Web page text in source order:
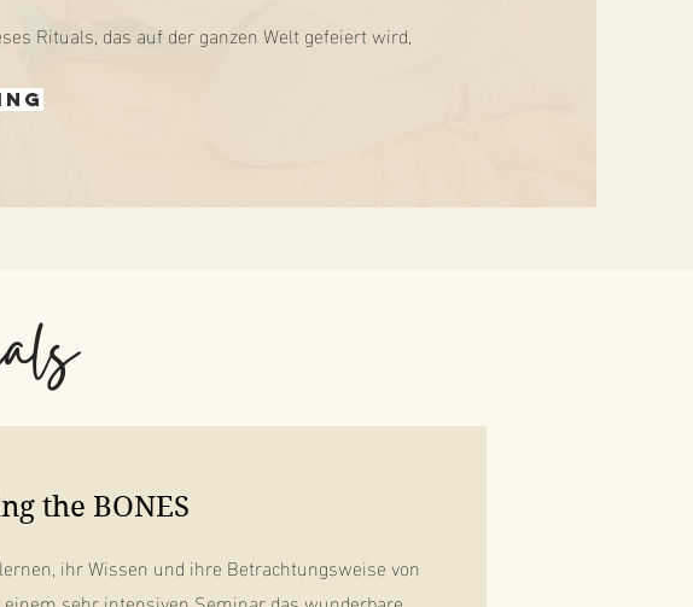
Rituals, das auf der ganzen Welt gefeiert wird,
the BONES
ihr Wissen und ihre Betrachtungsweise von